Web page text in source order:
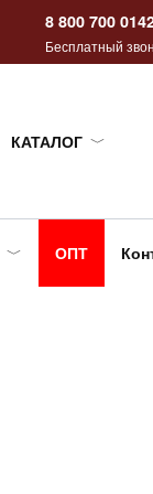
8 800 700
Бесплатный
КАТАЛОГ
ОПТ